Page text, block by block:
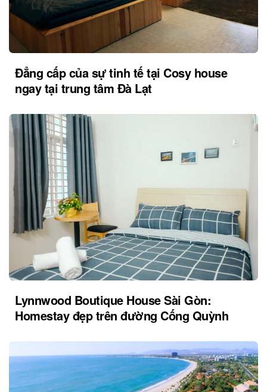
Đẳng cấp của sự tinh tế tại Cosy house
ngay tại trung tâm Đà Lạt
Lynnwood Boutique House Sài Gòn:
Homestay đẹp trên đường Cống Quỳnh